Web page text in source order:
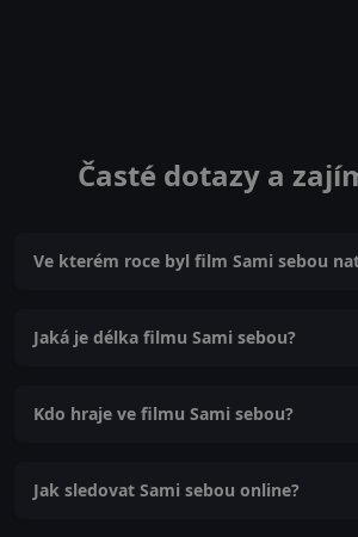
Časté dotazy a
Ve kterém roce byl film Sami sebou
Jaká je délka filmu Sami sebou?
Kdo hraje ve filmu Sami sebou?
Jak sledovat Sami sebou online?